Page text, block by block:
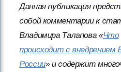
Данная публикация
собой комментарии к
Владимира Талапова «Что
происходит с внедрением
России» и содержит